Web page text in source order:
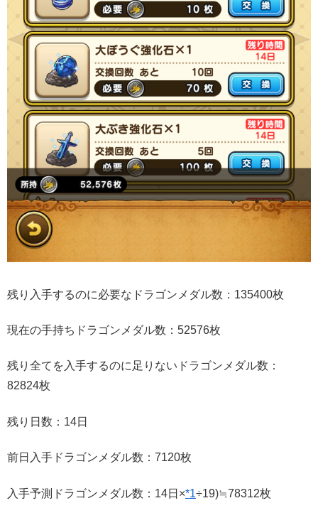
残り入手するのに必要なドラゴンメダル数：135400枚
現在の手持ちドラゴンメダル数：52576枚
残り全てを入手するのに足りないドラゴンメダル数：
82824枚
残り日数：14日
前日入手ドラゴンメダル数：7120枚
入手予測ドラゴンメダル数：14日×*1÷19)≒78312枚